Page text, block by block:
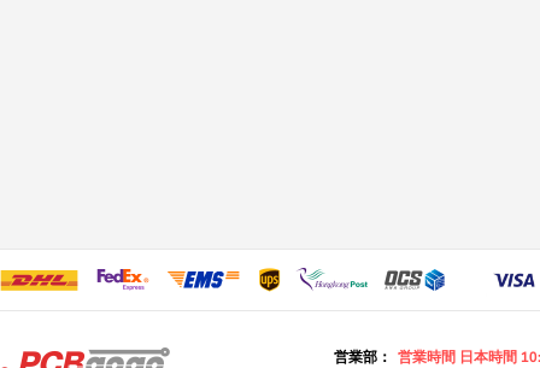
営業部： 営業時間 日本時間